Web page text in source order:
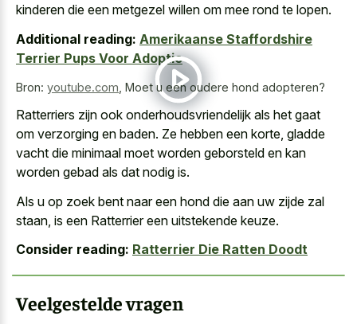
kinderen die een metgezel willen om mee rond te lopen.
Additional reading: Amerikaanse Staffordshire
Terrier Pups Voor Adoptie
Bron: youtube.com Moet u een oudere hond adopteren?
Ratterriers zijn ook onderhoudsvriendelijk als het gaat
om verzorging en baden. Ze hebben een korte, gladde
vacht die minimaal moet worden geborsteld en kan
worden gebad als dat nodig is.
Als u op zoek bent naar een hond die aan uw zijde zal
staan, is een Ratterrier een uitstekende keuze.
Consider reading: Ratterrier Die Ratten Doodt
Veelgestelde vragen